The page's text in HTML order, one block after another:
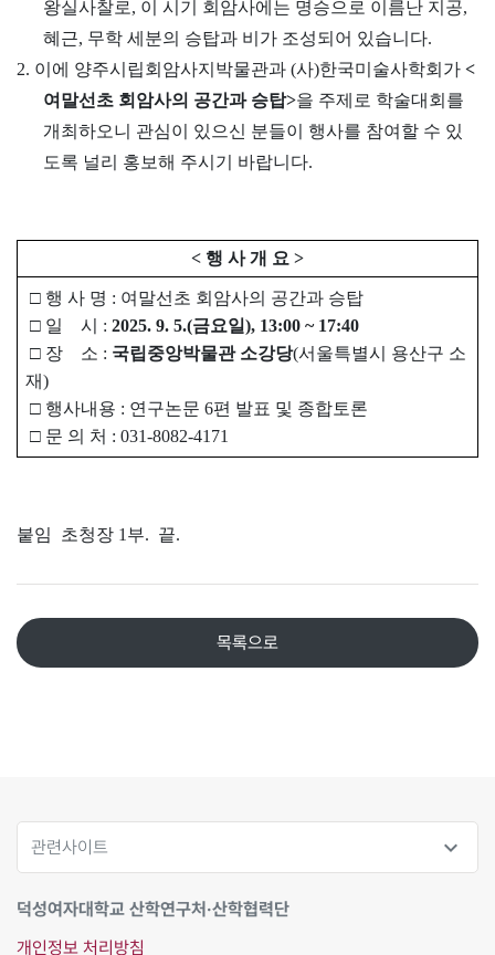
왕실사찰로, 이 시기 회암사에는 명승으로 이름난 지공,
혜근, 무학 세분의 승탑과 비가 조성되어 있습니다.
2. 이에 양주시립회암사지박물관과 (사)한국미술사학회가 <
여말선초 회암사의 공간과 승탑>을 주제로 학술대회를
개최하오니 관심이 있으신 분들이 행사를 참여할 수 있
도록 널리 홍보해 주시기 바랍니다.
< 행 사 개 요 >
□ 행 사 명 : 여말선초 회암사의 공간과 승탑
□ 일 시 : 2025. 9. 5.(금요일), 13:00 ~ 17:40
□ 장 소 : 국립중앙박물관 소강당(서울특별시 용산구 소
재)
□ 행사내용 : 연구논문 6편 발표 및 종합토론
□ 문 의 처 : 031-8082-4171
붙임 초청장 1부. 끝.
목록으로
덕성여자대학교 산학연구처·산학협력단
개인정보 처리방침
관련사이트 expand_more